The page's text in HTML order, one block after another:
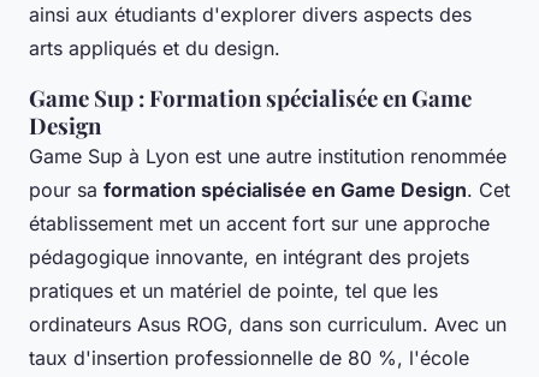
ainsi aux étudiants d'explorer divers aspects des
arts appliqués et du design.
Game Sup : Formation spécialisée en Game
Design
Game Sup à Lyon est une autre institution renommée
pour sa formation spécialisée en Game Design. Cet
établissement met un accent fort sur une approche
pédagogique innovante, en intégrant des projets
pratiques et un matériel de pointe, tel que les
ordinateurs Asus ROG, dans son curriculum. Avec un
taux d'insertion professionnelle de 80 %, l'école